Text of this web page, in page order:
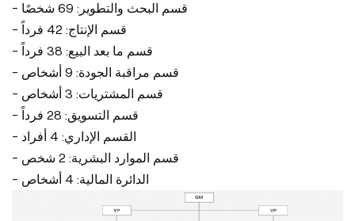
- قسم البحث والتطوير: 69 شخصًا
- قسم الإنتاج: 42 فرداً
- قسم ما بعد البيع: 38 فرداً
- قسم مراقبة الجودة: 9 أشخاص
- قسم المشتريات: 3 أشخاص
- قسم التسويق: 28 فرداً
- القسم الإداري: 4 أفراد
- قسم الموارد البشرية: 2 شخص
- الدائرة المالية: 4 أشخاص